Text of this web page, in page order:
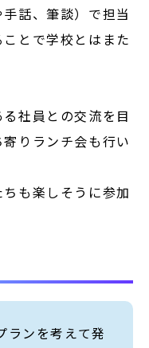
話、筆談）で担当
ことで学校とはまた
社員との交流を目
りランチ会も行い
も楽しそうに参加
ランを考えて発